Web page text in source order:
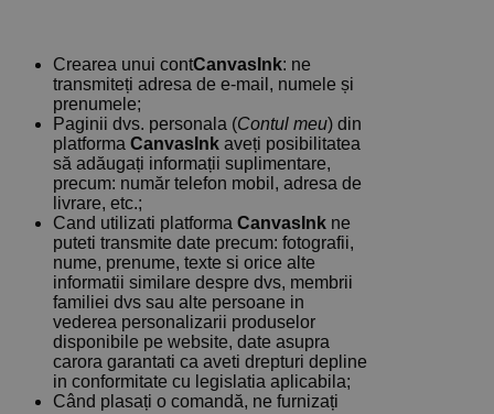
Crearea unui contCanvasInk: ne
transmiteți adresa de e-mail, numele și
prenumele;
Paginii dvs. personala (Contul meu) din
platforma CanvasInk aveți posibilitatea
să adăugați informații suplimentare,
precum: număr telefon mobil, adresa de
livrare, etc.;
Cand utilizati platforma CanvasInk ne
puteti transmite date precum: fotografii,
nume, prenume, texte si orice alte
informatii similare despre dvs, membrii
familiei dvs sau alte persoane in
vederea personalizarii produselor
disponibile pe website, date asupra
carora garantati ca aveti drepturi depline
in conformitate cu legislatia aplicabila;
Când plasați o comandă, ne furnizați